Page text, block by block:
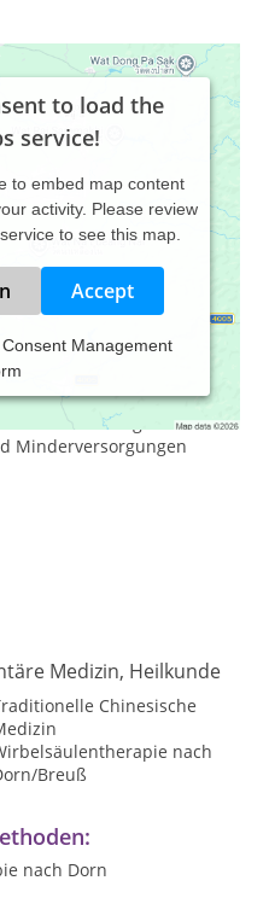
to load the
service!
to embed map content
activity. Please review
to see this map.
Accept
Management
von
und
zu beseitigen und
Minderversorgungen
Medizin, Heilkunde
Chinesische
nach
Breuß
nach Dorn